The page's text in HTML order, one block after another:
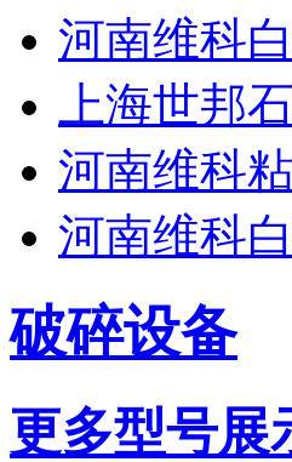
河南维科
上海世邦
河南维科
河南维科
破碎设备
更多型号展